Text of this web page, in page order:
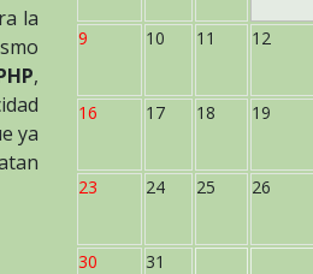
la
,
ya
9 10 11 12
16 17 18 19
23 24 25 26
30 31